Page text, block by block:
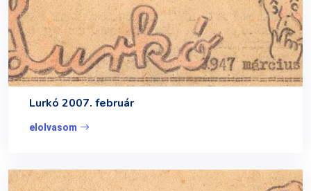
Lurkó 2007. február
elolvasom